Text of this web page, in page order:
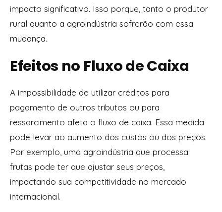
impacto significativo. Isso porque, tanto o produtor
rural quanto a agroindústria sofrerão com essa
mudança.
Efeitos no Fluxo de Caixa
A impossibilidade de utilizar créditos para
pagamento de outros tributos ou para
ressarcimento afeta o fluxo de caixa. Essa medida
pode levar ao aumento dos custos ou dos preços.
Por exemplo, uma agroindústria que processa
frutas pode ter que ajustar seus preços,
impactando sua competitividade no mercado
internacional.